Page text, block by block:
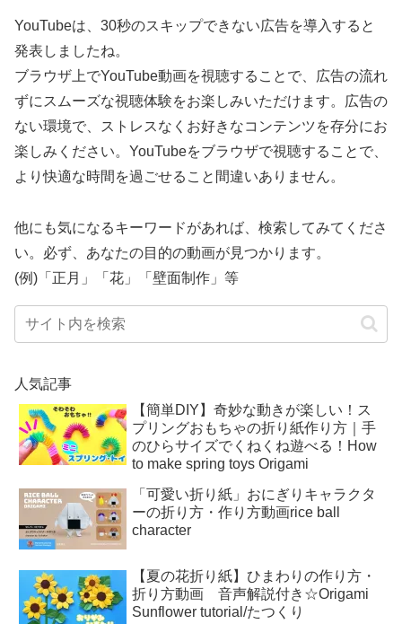
YouTubeは、30秒のスキップできない広告を導入すると
発表しましたね。
ブラウザ上でYouTube動画を視聴することで、広告の流れ
ずにスムーズな視聴体験をお楽しみいただけます。広告の
ない環境で、ストレスなくお好きなコンテンツを存分にお
楽しみください。YouTubeをブラウザで視聴することで、
より快適な時間を過ごせること間違いありません。
他にも気になるキーワードがあれば、検索してみてくださ
い。必ず、あなたの目的の動画が見つかります。
(例)「正月」「花」「壁面制作」等
人気記事
【簡単DIY】奇妙な動きが楽しい！ス
プリングおもちゃの折り紙作り方｜手
のひらサイズでくねくね遊べる！How
to make spring toys Origami
「可愛い折り紙」おにぎりキャラクタ
ーの折り方・作り方動画rice ball
character
【夏の花折り紙】ひまわりの作り方・
折り方動画 音声解説付き☆Origami
Sunflower tutorial/たつくり